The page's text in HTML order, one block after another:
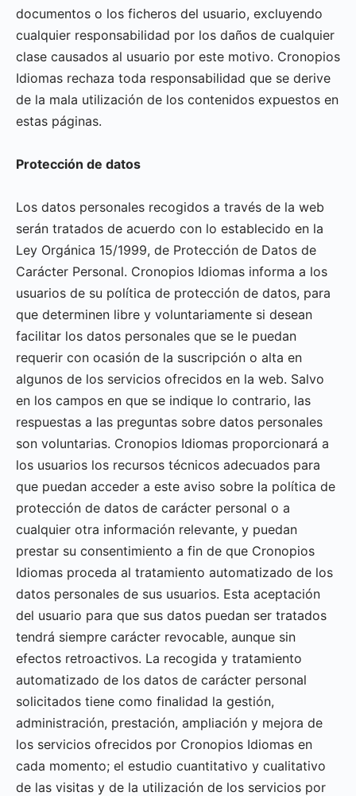
documentos o los ficheros del usuario, excluyendo
cualquier responsabilidad por los daños de cualquier
clase causados al usuario por este motivo. Cronopios
Idiomas rechaza toda responsabilidad que se derive
de la mala utilización de los contenidos expuestos en
estas páginas.
Protección de datos
Los datos personales recogidos a través de la web
serán tratados de acuerdo con lo establecido en la
Ley Orgánica 15/1999, de Protección de Datos de
Carácter Personal. Cronopios Idiomas informa a los
usuarios de su política de protección de datos, para
que determinen libre y voluntariamente si desean
facilitar los datos personales que se le puedan
requerir con ocasión de la suscripción o alta en
algunos de los servicios ofrecidos en la web. Salvo
en los campos en que se indique lo contrario, las
respuestas a las preguntas sobre datos personales
son voluntarias. Cronopios Idiomas proporcionará a
los usuarios los recursos técnicos adecuados para
que puedan acceder a este aviso sobre la política de
protección de datos de carácter personal o a
cualquier otra información relevante, y puedan
prestar su consentimiento a fin de que Cronopios
Idiomas proceda al tratamiento automatizado de los
datos personales de sus usuarios. Esta aceptación
del usuario para que sus datos puedan ser tratados
tendrá siempre carácter revocable, aunque sin
efectos retroactivos. La recogida y tratamiento
automatizado de los datos de carácter personal
solicitados tiene como finalidad la gestión,
administración, prestación, ampliación y mejora de
los servicios ofrecidos por Cronopios Idiomas en
cada momento; el estudio cuantitativo y cualitativo
de las visitas y de la utilización de los servicios por